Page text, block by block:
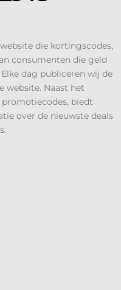
die kortingscodes,
consumenten die geld
dag publiceren wij de
website. Naast het
biedt
over de nieuwste deals